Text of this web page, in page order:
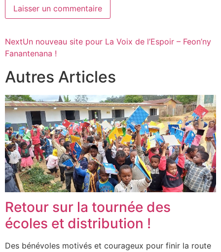
NextUn nouveau site pour La Voix de l’Espoir – Feon’ny
Fanantenana !
Autres Articles
Retour sur la tournée des
écoles et distribution !
Des bénévoles motivés et courageux pour finir la route